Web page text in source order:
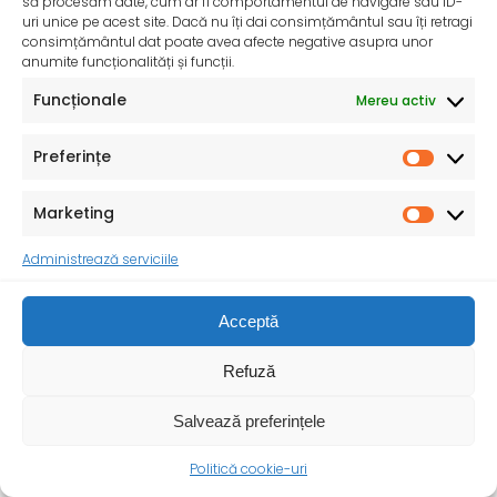
uri unice pe acest site. Dacă nu îți dai consimțământul sau îți retragi
consimțământul dat poate avea afecte negative asupra unor
anumite funcționalități și funcții.
Funcționale Mereu activ
Preferințe
Marketing
Administrează serviciile
Acceptă
Refuză
Salvează preferințele
Politică cookie-uri
InfoMama – Ghidul mamei pe parcursul sarcinii și în
De peste 35 de ani, Organizația Salvați Copiii
desfășoară activități dedicate promovării și apărării
drepturilor